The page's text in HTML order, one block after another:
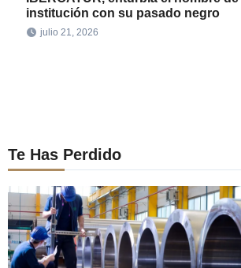
institución con su pasado negro
julio 21, 2026
Te Has Perdido